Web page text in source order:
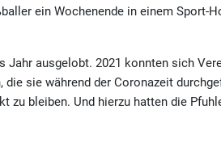
ein Wochenende in einem Sport-
Jahr ausgelobt. 2021 konnten sich
die sie während der Coronazeit
zu bleiben. Und hierzu hatten die